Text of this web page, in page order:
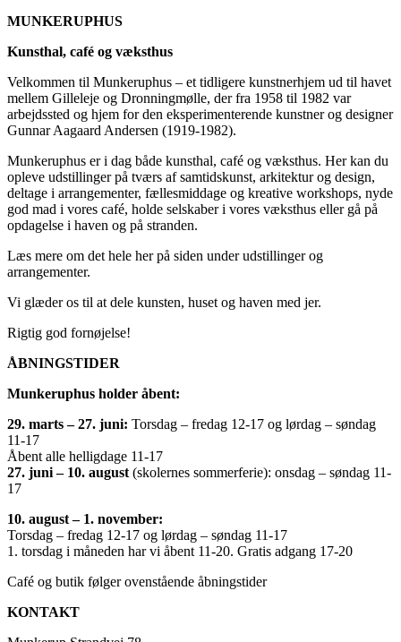
MUNKERUPHUS
Kunsthal, café og væksthus
Velkommen til Munkeruphus – et tidligere kunstnerhjem ud til havet
mellem Gilleleje og Dronningmølle, der fra 1958 til 1982 var
arbejdssted og hjem for den eksperimenterende kunstner og designer
Gunnar Aagaard Andersen (1919-1982).
Munkeruphus er i dag både kunsthal, café og væksthus. Her kan du
opleve udstillinger på tværs af samtidskunst, arkitektur og design,
deltage i arrangementer, fællesmiddage og kreative workshops, nyde
god mad i vores café, holde selskaber i vores væksthus eller gå på
opdagelse i haven og på stranden.
Læs mere om det hele her på siden under udstillinger og
arrangementer.
Vi glæder os til at dele kunsten, huset og haven med jer.
Rigtig god fornøjelse!
ÅBNINGSTIDER
Munkeruphus holder åbent:
29. marts – 27. juni: Torsdag – fredag 12-17 og lørdag – søndag
11-17
Åbent alle helligdage 11-17
27. juni – 10. august (skolernes sommerferie): onsdag – søndag 11-
17
10. august – 1. november:
Torsdag – fredag 12-17 og lørdag – søndag 11-17
1. torsdag i måneden har vi åbent 11-20. Gratis adgang 17-20
Café og butik følger ovenstående åbningstider
KONTAKT